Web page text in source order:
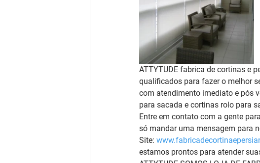
ATTYTUDE fabrica de cortinas e
qualificados para fazer o melhor
com atendimento imediato e pós
para sacada e cortinas rolo para
Entre em contato com a gente
só mandar uma mensagem para
Site:
estamos prontos para atender